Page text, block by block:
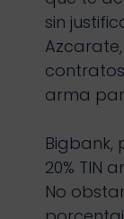
sin
arma
Bigbank,
20% TIN
No